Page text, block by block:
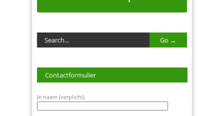
Contactformulier
Je naam (verplicht)